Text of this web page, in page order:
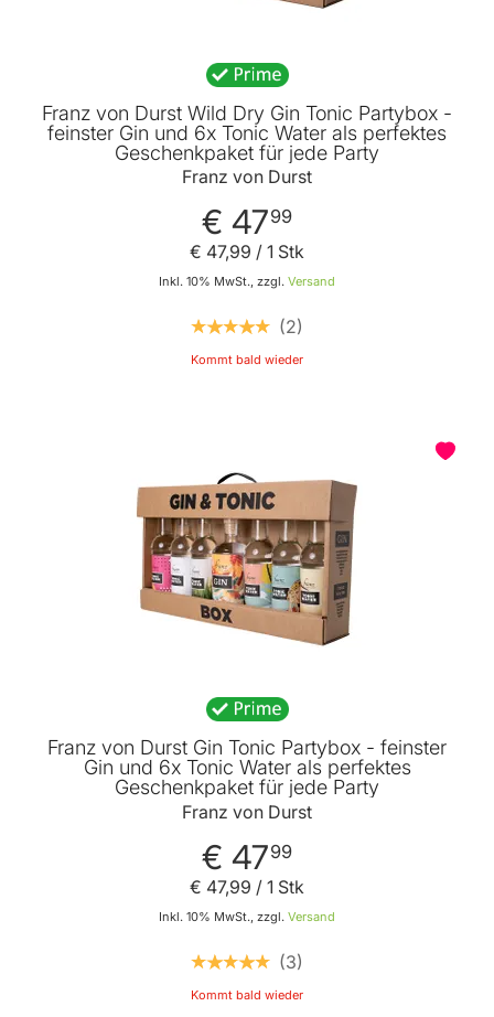
Franz von Durst Wild Dry Gin Tonic Partybox -
feinster Gin und 6x Tonic Water als perfektes
Geschenkpaket für jede Party
Franz von Durst
€ 4799
Inkl. 10% MwSt., zzgl. Versand
€ 47,99 / 1 Stk
2
Kommt bald wieder
Franz von Durst Gin Tonic Partybox - feinster
Gin und 6x Tonic Water als perfektes
Geschenkpaket für jede Party
Franz von Durst
€ 4799
Inkl. 10% MwSt., zzgl. Versand
€ 47,99 / 1 Stk
3
Kommt bald wieder